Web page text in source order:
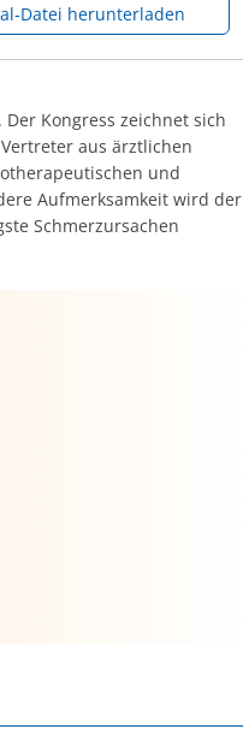
herunterladen
Kongress zeichnet sich
aus ärztlichen
und
Aufmerksamkeit wird der
Schmerzursachen